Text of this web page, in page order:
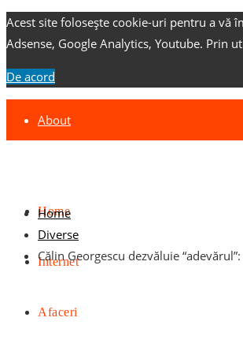
Acest site folosește cookie-uri pentru a vă
Adsense, Google Analytics, Youtube. Prin
De acord
About
Home
Internet
Afaceri
Home
Diverse
Călin Georgescu dezvăluie